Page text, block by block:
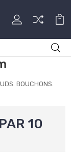
BOUCHONS.
10